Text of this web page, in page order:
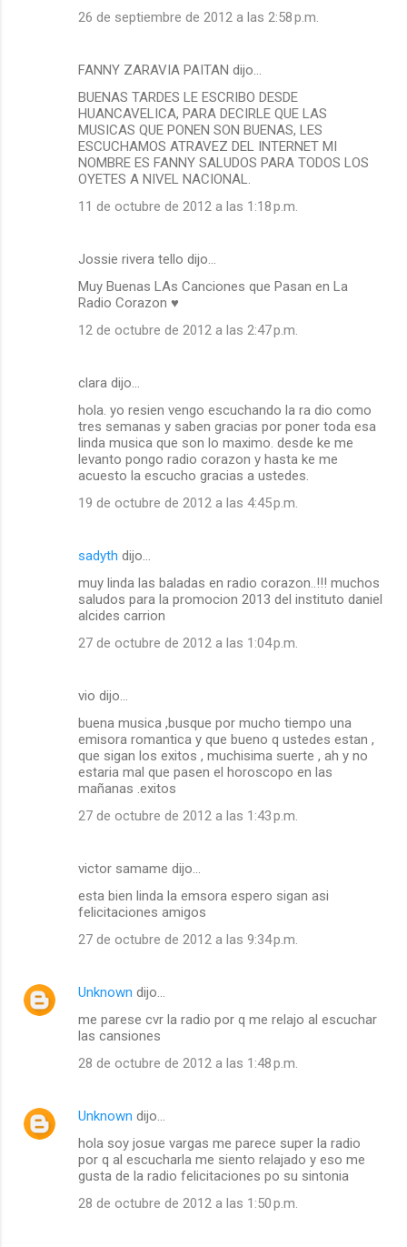
26 de septiembre de 2012 a las 2:58 p.m.
FANNY ZARAVIA PAITAN dijo…
BUENAS TARDES LE ESCRIBO DESDE
HUANCAVELICA, PARA DECIRLE QUE LAS
MUSICAS QUE PONEN SON BUENAS, LES
ESCUCHAMOS ATRAVEZ DEL INTERNET MI
NOMBRE ES FANNY SALUDOS PARA TODOS LOS
OYETES A NIVEL NACIONAL.
11 de octubre de 2012 a las 1:18 p.m.
Jossie rivera tello dijo…
Muy Buenas LAs Canciones que Pasan en La
Radio Corazon ♥
12 de octubre de 2012 a las 2:47 p.m.
clara dijo…
hola. yo resien vengo escuchando la ra dio como
tres semanas y saben gracias por poner toda esa
linda musica que son lo maximo. desde ke me
levanto pongo radio corazon y hasta ke me
acuesto la escucho gracias a ustedes.
19 de octubre de 2012 a las 4:45 p.m.
sadyth dijo…
muy linda las baladas en radio corazon..!!! muchos
saludos para la promocion 2013 del instituto daniel
alcides carrion
27 de octubre de 2012 a las 1:04 p.m.
vio dijo…
buena musica ,busque por mucho tiempo una
emisora romantica y que bueno q ustedes estan ,
que sigan los exitos , muchisima suerte , ah y no
estaria mal que pasen el horoscopo en las
mañanas .exitos
27 de octubre de 2012 a las 1:43 p.m.
victor samame dijo…
esta bien linda la emsora espero sigan asi
felicitaciones amigos
27 de octubre de 2012 a las 9:34 p.m.
Unknown dijo…
me parese cvr la radio por q me relajo al escuchar
las cansiones
28 de octubre de 2012 a las 1:48 p.m.
Unknown dijo…
hola soy josue vargas me parece super la radio
por q al escucharla me siento relajado y eso me
gusta de la radio felicitaciones po su sintonia
28 de octubre de 2012 a las 1:50 p.m.